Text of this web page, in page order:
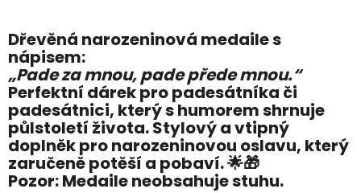
Dřevěná narozeninová medaile s
nápisem:
„Pade za mnou, pade přede mnou.“
Perfektní dárek pro padesátníka či
padesátnici, který s humorem shrnuje
půlstoletí života. Stylový a vtipný
doplněk pro narozeninovou oslavu, který
zaručeně potěší a pobaví. 🌟🎁
Pozor:Medaileneobsahuje stuhu.